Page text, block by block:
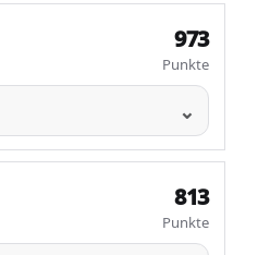
973
Punkte
813
Punkte